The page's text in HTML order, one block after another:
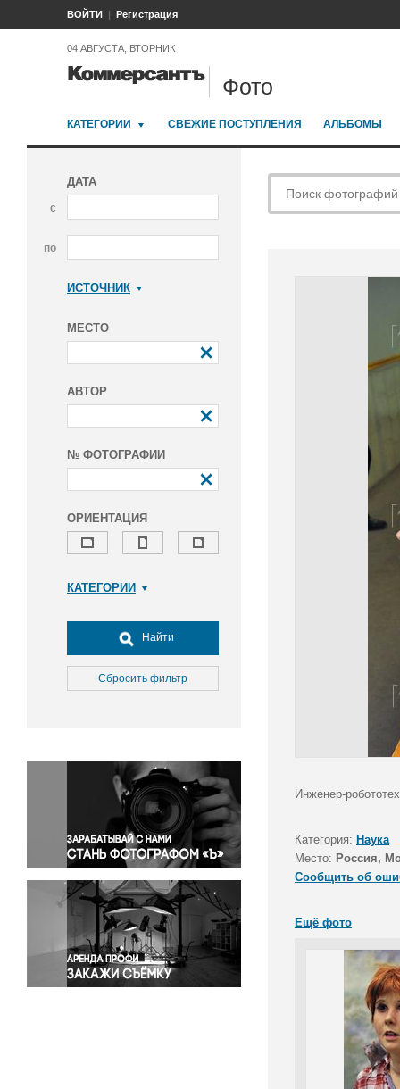
ВОЙТИ Регистрация
04 АВГУСТА, ВТОРНИК
Фото
КАТЕГОРИИ СВЕЖИЕ ПОСТУПЛЕНИЯ АЛЬБОМЫ
ДАТА
с
по
ИСТОЧНИК
МЕСТО
АВТОР
№ ФОТОГРАФИИ
ОРИЕНТАЦИЯ
КАТЕГОРИИ
Досуг, туризм и отдых
Культура
Медицина
Окружающая среда
Политика
Правосудие
Происшествия и конфликты
Религия
Светская жизнь
Спорт
Экология
Экономика и бизнес
Найти
Сбросить фильтр
Инженер-
Категория: Наука
Место: Россия,
Сообщить об
Ещё фото